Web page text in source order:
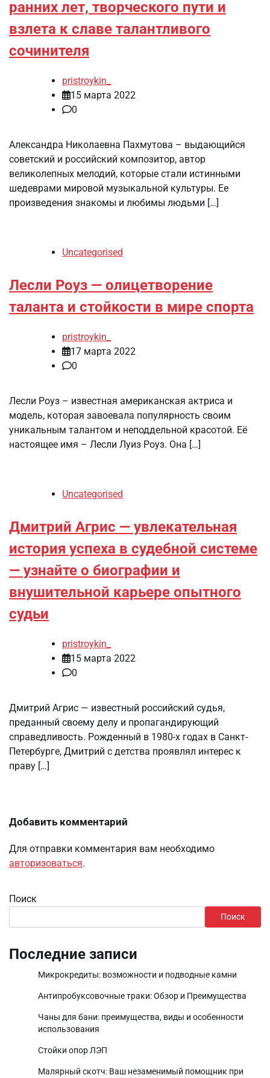
ранних лет, творческого пути и
взлета к славе талантливого
сочинителя
pristroykin_
15 марта 2022
0
Александра Николаевна Пахмутова – выдающийся
советский и российский композитор, автор
великолепных мелодий, которые стали истинными
шедеврами мировой музыкальной культуры. Ее
произведения знакомы и любимы людьми […]
Uncategorised
Лесли Роуз — олицетворение
таланта и стойкости в мире спорта
pristroykin_
17 марта 2022
0
Лесли Роуз – известная американская актриса и
модель, которая завоевала популярность своим
уникальным талантом и неподдельной красотой. Её
настоящее имя – Лесли Луиз Роуз. Она […]
Uncategorised
Дмитрий Агрис — увлекательная
история успеха в судебной системе
— узнайте о биографии и
внушительной карьере опытного
судьи
pristroykin_
15 марта 2022
0
Дмитрий Агрис — известный российский судья,
преданный своему делу и пропагандирующий
справедливость. Рожденный в 1980-х годах в Санкт-
Петербурге, Дмитрий с детства проявлял интерес к
праву […]
Добавить комментарий
Для отправки комментария вам необходимо
авторизоваться.
Поиск
Поиск
Последние записи
Микрокредиты: возможности и подводные камни
Антипробуксовочные траки: Обзор и Преимущества
Чаны для бани: преимущества, виды и особенности
использования
Стойки опор ЛЭП
Малярный скотч: Ваш незаменимый помощник при